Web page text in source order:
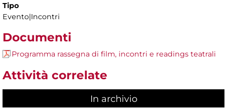
Tipo
Evento|Incontri
Documenti
Programma rassegna di film, incontri e readings teatrali
Attività correlate
In archivio